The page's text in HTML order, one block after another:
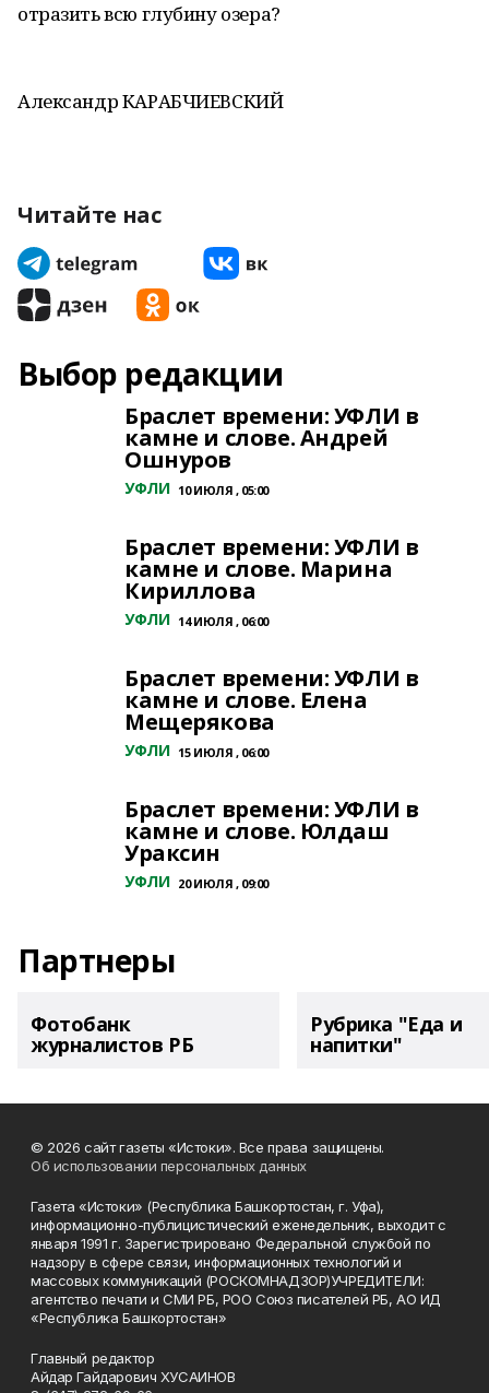
отразить всю глубину озера?
Александр КАРАБЧИЕВСКИЙ
Читайте нас
Выбор редакции
Браслет времени: УФЛИ в
камне и слове. Андрей
Ошнуров
УФЛИ 10 ИЮЛЯ , 05:00
Браслет времени: УФЛИ в
камне и слове. Марина
Кириллова
УФЛИ 14 ИЮЛЯ , 06:00
Браслет времени: УФЛИ в
камне и слове. Елена
Мещерякова
УФЛИ 15 ИЮЛЯ , 06:00
Браслет времени: УФЛИ в
камне и слове. Юлдаш
Ураксин
УФЛИ 20 ИЮЛЯ , 09:00
Партнеры
Фотобанк
журналистов РБ
Рубрика "Еда и
напитки"
© 2026 сайт газеты «Истоки». Все права защищены.
Об использовании персональных данных
Газета «Истоки» (Республика Башкортостан, г. Уфа),
информационно-публицистический еженедельник, выходит с
января 1991 г. Зарегистрировано Федеральной службой по
надзору в сфере связи, информационных технологий и
массовых коммуникаций (РОСКОМНАДЗОР)УЧРЕДИТЕЛИ:
агентство печати и СМИ РБ, РОО Союз писателей РБ, АО ИД
«Республика Башкортостан»
Главный редактор
Айдар Гайдарович ХУСАИНОВ